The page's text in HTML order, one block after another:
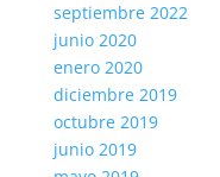
septiembre 2022
junio 2020
enero 2020
diciembre 2019
octubre 2019
junio 2019